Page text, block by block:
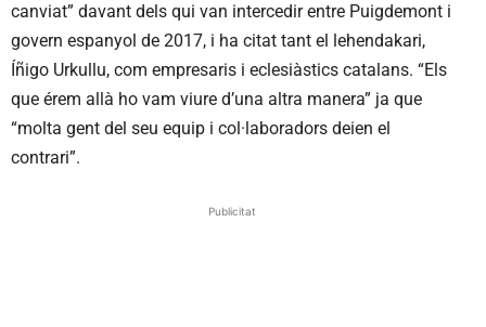
canviat” davant dels qui van intercedir entre Puigdemont i
govern espanyol de 2017, i ha citat tant el lehendakari,
Íñigo Urkullu, com empresaris i eclesiàstics catalans. “Els
que érem allà ho vam viure d’una altra manera” ja que
“molta gent del seu equip i col·laboradors deien el
contrari”.
Publicitat